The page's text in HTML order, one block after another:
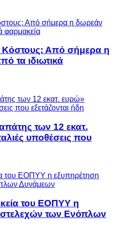
Από σήμερα η
τα ιδιωτικά
των 12 εκατ.
υποθέσεις που
του ΕΟΠΥΥ η
των Ενόπλων